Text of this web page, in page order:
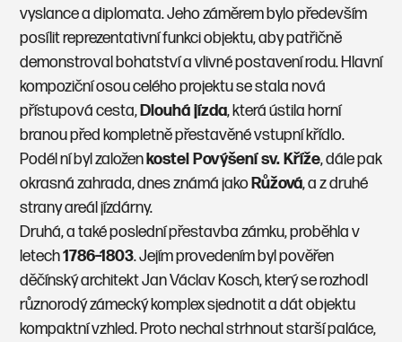
vyslance a diplomata. Jeho záměrem bylo především
posílit reprezentativní funkci objektu, aby patřičně
demonstroval bohatství a vlivné postavení rodu. Hlavní
kompoziční osou celého projektu se stala nová
přístupová cesta, Dlouhá jízda, která ústila horní
branou před kompletně přestavěné vstupní křídlo.
Podél ní byl založen kostel Povýšení sv. Kříže, dále pak
okrasná zahrada, dnes známá jako Růžová, a z druhé
strany areál jízdárny.
Druhá, a také poslední přestavba zámku, proběhla v
letech1786–1803. Jejím provedením byl pověřen
děčínský architekt Jan Václav Kosch, který se rozhodl
různorodý zámecký komplex sjednotit a dát objektu
kompaktní vzhled. Proto nechal strhnout starší paláce,